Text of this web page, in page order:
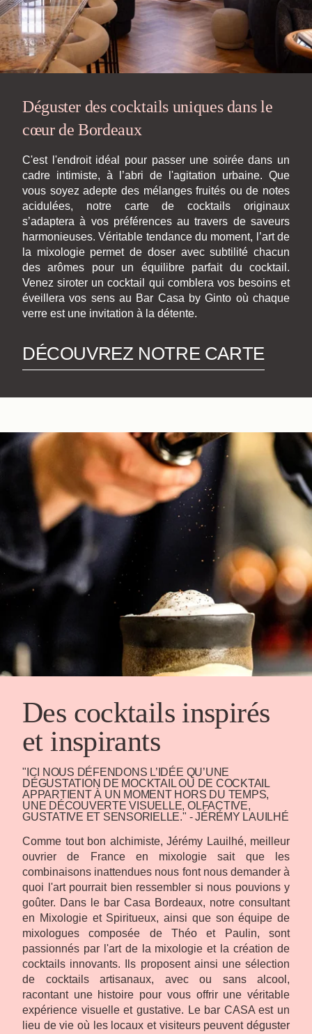
Déguster des cocktails uniques dans le
cœur de Bordeaux
C'est l'endroit idéal pour passer une soirée dans un
cadre intimiste, à l’abri de l'agitation urbaine. Que
vous soyez adepte des mélanges fruités ou de notes
acidulées, notre carte de cocktails originaux
s’adaptera à vos préférences au travers de saveurs
harmonieuses. Véritable tendance du moment, l’art de
la mixologie permet de doser avec subtilité chacun
des arômes pour un équilibre parfait du cocktail.
Venez siroter un cocktail qui comblera vos besoins et
éveillera vos sens au Bar Casa by Ginto où chaque
verre est une invitation à la détente.
DÉCOUVREZ NOTRE CARTE
Des cocktails inspirés
et inspirants
"ICI NOUS DÉFENDONS L’IDÉE QU’UNE
DÉGUSTATION DE MOCKTAIL OU DE COCKTAIL
APPARTIENT À UN MOMENT HORS DU TEMPS,
UNE DÉCOUVERTE VISUELLE, OLFACTIVE,
GUSTATIVE ET SENSORIELLE." - JÉRÉMY LAUILHÉ
Comme tout bon alchimiste, Jérémy Lauilhé, meilleur
ouvrier de France en mixologie sait que les
combinaisons inattendues nous font nous demander à
quoi l'art pourrait bien ressembler si nous pouvions y
goûter. Dans le bar Casa Bordeaux, notre consultant
en Mixologie et Spiritueux, ainsi que son équipe de
mixologues composée de Théo et Paulin, sont
passionnés par l'art de la mixologie et la création de
cocktails innovants. Ils proposent ainsi une sélection
de cocktails artisanaux, avec ou sans alcool,
racontant une histoire pour vous offrir une véritable
expérience visuelle et gustative. Le bar CASA est un
lieu de vie où les locaux et visiteurs peuvent déguster